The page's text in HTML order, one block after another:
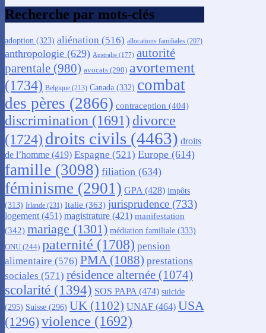
Recherche par mots-clés
adoption (323) aliénation (516) allocations familiales (207)
anthropologie (629) Australie (177) autorité
parentale (980) avocats (290) avortement
(1734) Belgique (213) Canada (332) combat
des pères (2866) contraception (404)
discrimination (1691) divorce
(1724) droits civils (4463) droits
de l’homme (419) Espagne (521) Europe (614)
famille (3098) filiation (634)
féminisme (2901) GPA (428) impôts
(313) Irlande (231) Italie (363) jurisprudence (733)
logement (451) magistrature (421) manifestation
(342) mariage (1301) médiation familiale (333)
ONU (244) paternité (1708) pension
alimentaire (576) PMA(1088) prestations
sociales (571) résidence alternée (1074)
scolarité (1394) SOS PAPA(474) suicide
(295) Suisse (296) UK (1102) UNAF (464) USA
(1296)violence (1692)